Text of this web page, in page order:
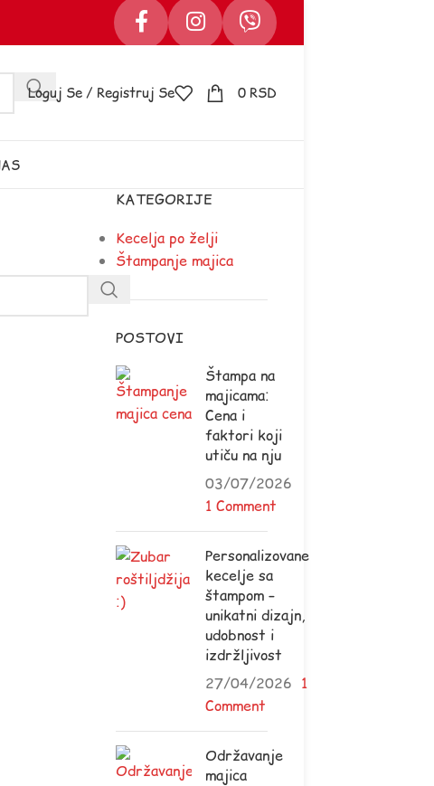
Loguj Se / Registruj Se 0 RSD
KATEGORIJE
Kecelja po želji
Štampanje majica
POSTOVI
Štampa na
majicama:
Cena i
faktori koji
utiču na nju
03/07/2026
1 Comment
Personalizovane
kecelje sa
štampom –
unikatni dizajn,
udobnost i
izdržljivost
27/04/2026 1
Comment
Održavanje
majica